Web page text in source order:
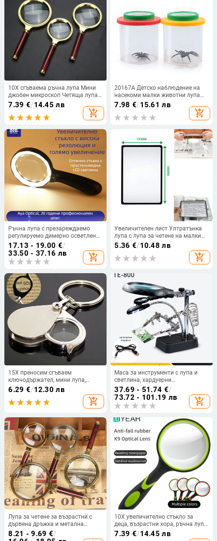
10X сгъваема ръчна лупа Мини
джобен микроскоп Четяща лупа
Лупа за бижута 70 мм 60 мм
7.39 €/14.45 лв
add_shopping_cart
20167A Детско наблюдение на
насекоми малки животни лупа
обучение на ученици
цилиндричен зрителен апарат за
насекоми
7.98 €/15.61 лв
add_shopping_cart
Ръчна лупа с презареждаемо
регулируемо димерно осветление
и LED светлина, за четене на
възрастни и оценка на бижута,
HD, немско занаятчийство
17.13 - 19.00 €/
33.50 - 37.16 лв
add_shopping_cart
Увеличителен лист Ултратънка
лупа с лупа за четене на малки
карти и книги
5.36 €/10.48 лв
add_shopping_cart
15X преносим сгъваем
ключодържател, мини лупа,
ключодържател, лупа, лупа,
джобен инструмент, празничен
подарък, ново
6.29 €/12.30 лв
add_shopping_cart
Маса за инструменти с лупа и
светлина, хардуерни
инструменти, дънна платка за
мобилни телефони, ремонт на
цифрово оборудване,
спомагателна LED скоба
37.69 - 51.74 €/
73.72 - 101.19 лв
add_shopping_cart
Лупа за четене за възрастни с
дървена дръжка и метална
рамка, високо увеличение, ръчна
лупа за пресбиопия
8.21 - 9.69 €/
10X увеличително стъкло за
деца, възрастни хора, ръчна лупа
за четене, 50 мм увеличителна
леща за четене, наука,
7.39 €/14.45 лв